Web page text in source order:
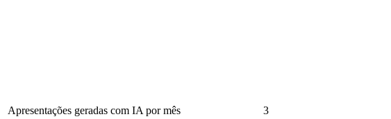
Apresentações geradas com IA por mês 3